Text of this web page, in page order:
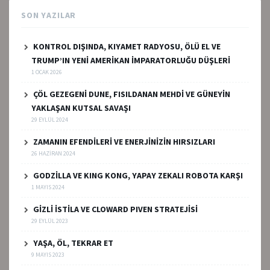
SON YAZILAR
KONTROL DIŞINDA, KIYAMET RADYOSU, ÖLÜ EL VE
TRUMP’IN YENİ AMERİKAN İMPARATORLUĞU DÜŞLERİ
1 OCAK 2026
ÇÖL GEZEGENİ DUNE, FISILDANAN MEHDİ VE GÜNEYİN
YAKLAŞAN KUTSAL SAVAŞI
29 EYLÜL 2024
ZAMANIN EFENDİLERİ VE ENERJİNİZİN HIRSIZLARI
26 HAZIRAN 2024
GODZİLLA VE KING KONG, YAPAY ZEKALI ROBOTA KARŞI
1 MAYIS 2024
GİZLİ İSTİLA VE CLOWARD PIVEN STRATEJİSİ
29 EYLÜL 2023
YAŞA, ÖL, TEKRAR ET
9 MAYIS 2023